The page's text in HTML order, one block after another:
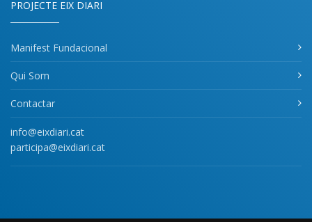
PROJECTE EIX DIARI
Manifest Fundacional
Qui Som
Contactar
info@eixdiari.cat
participa@eixdiari.cat